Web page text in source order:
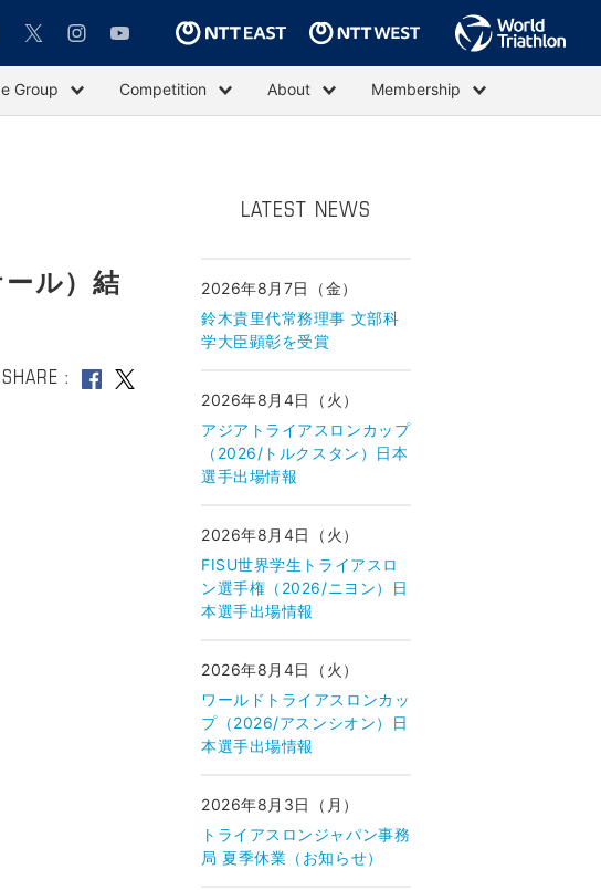
Group Competition About Membership
ル）結
SHARE
LATEST NEWS
2026年8月7日（金）
鈴木貴里代常務理事 文部科
学大臣顕彰を受賞
2026年8月4日（火）
アジアトライアスロンカップ
（2026/トルクスタン）日本
選手出場情報
2026年8月4日（火）
FISU世界学生トライアスロ
ン選手権（2026/ニヨン）日
本選手出場情報
2026年8月4日（火）
ワールドトライアスロンカッ
プ（2026/アスンシオン）日
本選手出場情報
2026年8月3日（月）
トライアスロンジャパン事務
局 夏季休業（お知らせ）